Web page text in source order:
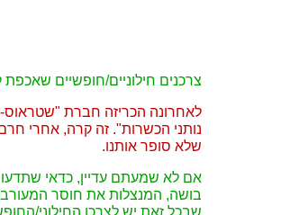
צרכנים חילוניים/חופשיים
לאחרונה הכריזה חברת
נותני הכשרות". זה קרה, אחרי
שלא סופר אותנו.
אם לא שמעתם עדיין, כדאי שתדעו
בושה, המנצלות את חוסר
שבכל זאת יש לצרכן החילוני/